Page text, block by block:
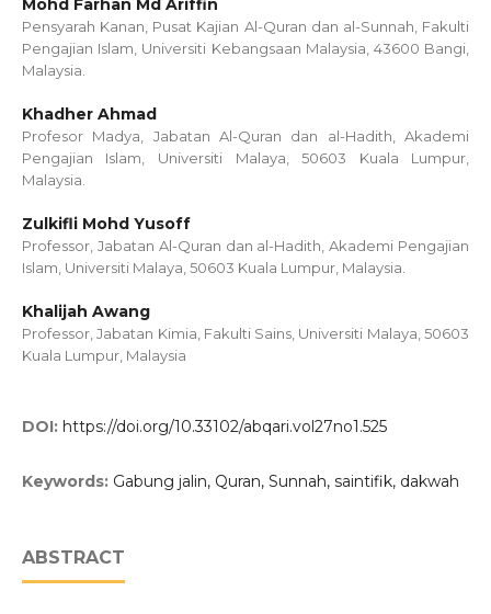
Mohd Farhan Md Ariffin
Pensyarah Kanan, Pusat Kajian Al-Quran dan al-Sunnah, Fakulti
Pengajian Islam, Universiti Kebangsaan Malaysia, 43600 Bangi,
Malaysia.
Khadher Ahmad
Profesor Madya, Jabatan Al-Quran dan al-Hadith, Akademi
Pengajian Islam, Universiti Malaya, 50603 Kuala Lumpur,
Malaysia.
Zulkifli Mohd Yusoff
Professor, Jabatan Al-Quran dan al-Hadith, Akademi Pengajian
Islam, Universiti Malaya, 50603 Kuala Lumpur, Malaysia.
Khalijah Awang
Professor, Jabatan Kimia, Fakulti Sains, Universiti Malaya, 50603
Kuala Lumpur, Malaysia
DOI: https://doi.org/10.33102/abqari.vol27no1.525
Keywords: Gabung jalin, Quran, Sunnah, saintifik, dakwah
ABSTRACT